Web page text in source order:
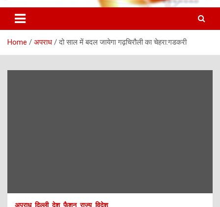
Home अपराध दो साल में बदल जायेगा गढ़चिरौली का चेहरा:गडकरी
अपराध दिल्ली देश फैशन राज्य विदेश